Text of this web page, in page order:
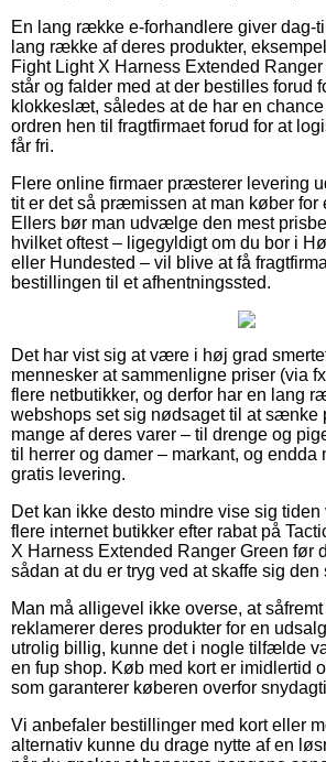
En lang række e-forhandlere giver dag-
lang række af deres produkter,
Fight Light X Harness Extended
står og falder med at der bestilles forud
klokkeslæt, således at de har en chance
ordren hen til fragtfirmaet forud for at
får fri.
Flere online firmaer præsterer levering
tit er det så præmissen at man køber for
Ellers bør man udvælge den mest
hvilket oftest – ligegyldigt om du bor i
eller Hundested – vil blive at få
bestillingen til et afhentningssted.
Det har vist sig at være i høj grad
mennesker at sammenligne priser (via
flere netbutikker, og derfor har en lang
webshops set sig nødsaget til at sænke
mange af deres varer – til drenge og
til herrer og damer – markant, og endda
gratis levering.
Det kan ikke desto mindre vise sig
flere internet butikker efter rabat på
X Harness Extended Ranger Green før
sådan at du er tryg ved at skaffe sig den
Man må alligevel ikke overse, at
reklamerer deres produkter for en
utrolig billig, kunne det i nogle tilfælde
en fup shop. Køb med kort er imidlertid
som garanterer køberen overfor
Vi anbefaler bestillinger med kort eller
alternativ kunne du drage nytte af en